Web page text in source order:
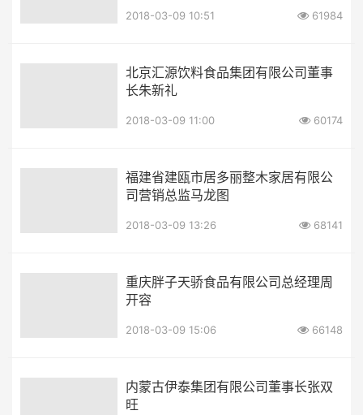
2018-03-09 10:51 61984
北京汇源饮料食品集团有限公司董事
长朱新礼
2018-03-09 11:00 60174
福建省建瓯市居多丽整木家居有限公
司营销总监马龙图
2018-03-09 13:26 68141
重庆胖子天骄食品有限公司总经理周
开容
2018-03-09 15:06 66148
内蒙古伊泰集团有限公司董事长张双
旺